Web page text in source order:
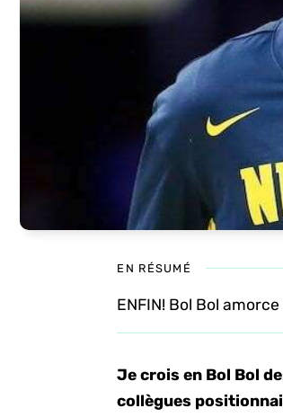
EN RÉSUMÉ
ENFIN! Bol Bol
Je crois en Bol Bol
collègues